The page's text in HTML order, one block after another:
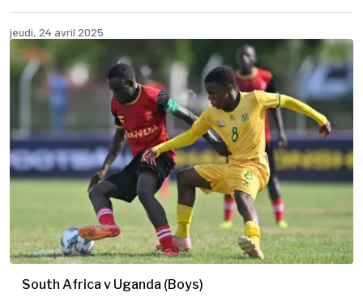
jeudi, 24 avril 2025
South Africa v Uganda (Boys)